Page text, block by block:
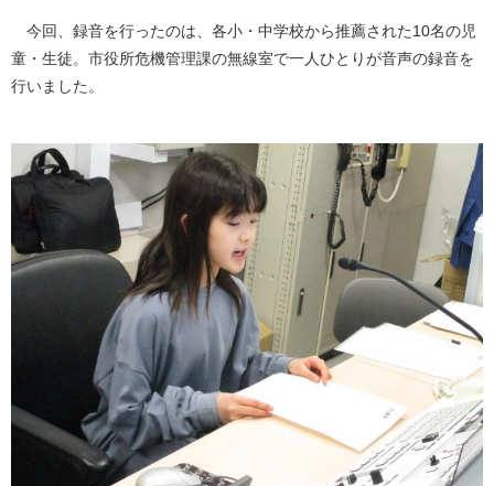
今回、録音を行ったのは、各小・中学校から推薦された10名の児
童・生徒。市役所危機管理課の無線室で一人ひとりが音声の録音を
行いました。